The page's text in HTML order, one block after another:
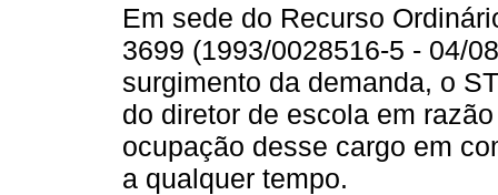
Em sede do Recurso
3699 (1993/0028516-5 - 04/
surgimento da demanda, o
do diretor de escola em
ocupação desse cargo em
a qualquer tempo.